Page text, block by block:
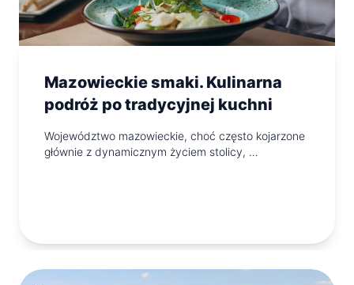
Mazowieckie smaki. Kulinarna
podróż po tradycyjnej kuchni
Województwo mazowieckie, choć często kojarzone
głównie z dynamicznym życiem stolicy, …